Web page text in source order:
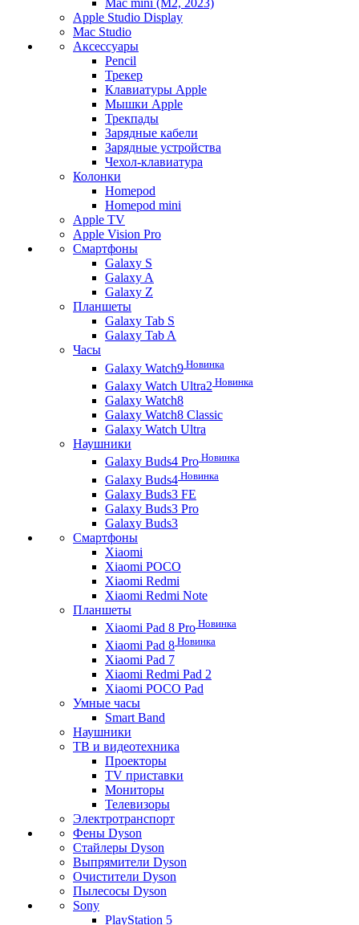
Mac mini (M2, 2023)
Apple Studio Display
Mac Studio
Аксессуары
Pencil
Трекер
Клавиатуры Apple
Мышки Apple
Трекпады
Зарядные кабели
Зарядные устройства
Чехол-клавиатура
Колонки
Homepod
Homepod mini
Apple TV
Apple Vision Pro
Смартфоны
Galaxy S
Galaxy A
Galaxy Z
Планшеты
Galaxy Tab S
Galaxy Tab A
Часы
Galaxy Watch9 Новинка
Galaxy Watch Ultra2 Новинка
Galaxy Watch8
Galaxy Watch8 Classic
Galaxy Watch Ultra
Наушники
Galaxy Buds4 Pro Новинка
Galaxy Buds4 Новинка
Galaxy Buds3 FE
Galaxy Buds3 Pro
Galaxy Buds3
Смартфоны
Xiaomi
Xiaomi POCO
Xiaomi Redmi
Xiaomi Redmi Note
Планшеты
Xiaomi Pad 8 Pro Новинка
Xiaomi Pad 8 Новинка
Xiaomi Pad 7
Xiaomi Redmi Pad 2
Xiaomi POCO Pad
Умные часы
Smart Band
Наушники
ТВ и видеотехника
Проекторы
TV приставки
Мониторы
Телевизоры
Электротранспорт
Фены Dyson
Стайлеры Dyson
Выпрямители Dyson
Очистители Dyson
Пылесосы Dyson
Sony
PlayStation 5